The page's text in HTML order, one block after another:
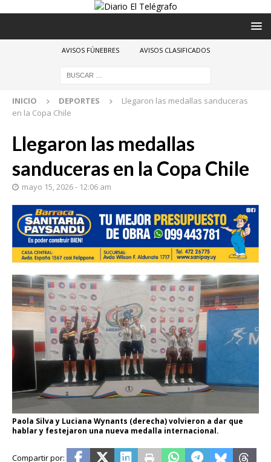
AVISOS FÚNEBRES AVISOS CLASIFICADOS
INICIO DEPORTES
Llegaron las medallas sanduceras
en la Copa Chile
Llegaron las medallas
sanduceras en la Copa Chile
mayo 15, 2026 - 12:06 am
Paola Silva y Luciana Wynants (derecha) volvieron a dar que
hablar y festejaron una nueva medalla internacional.